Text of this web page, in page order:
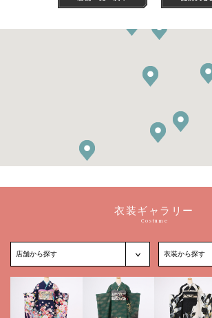
衣装ギャラリー
Costume